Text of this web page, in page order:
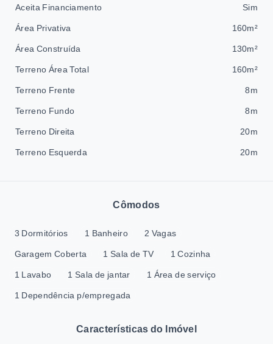
Cômodos
3 Dormitórios 1 Banheiro 2 Vagas
Garagem Coberta 1 Sala de TV 1 Cozinha
1 Lavabo 1 Sala de jantar 1 Área de serviço
1 Dependência p/empregada
Características do Imóvel
Aceita Financiamento Sim
Área Privativa 160m²
Área Construída 130m²
Terreno Área Total 160m²
Terreno Frente 8m
Terreno Fundo 8m
Terreno Direita 20m
Terreno Esquerda 20m